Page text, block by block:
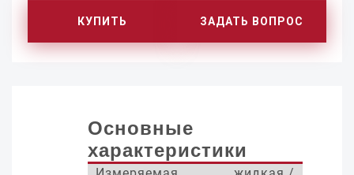
КУПИТЬ ЗАДАТЬ ВОПРОС
Основные
характеристики